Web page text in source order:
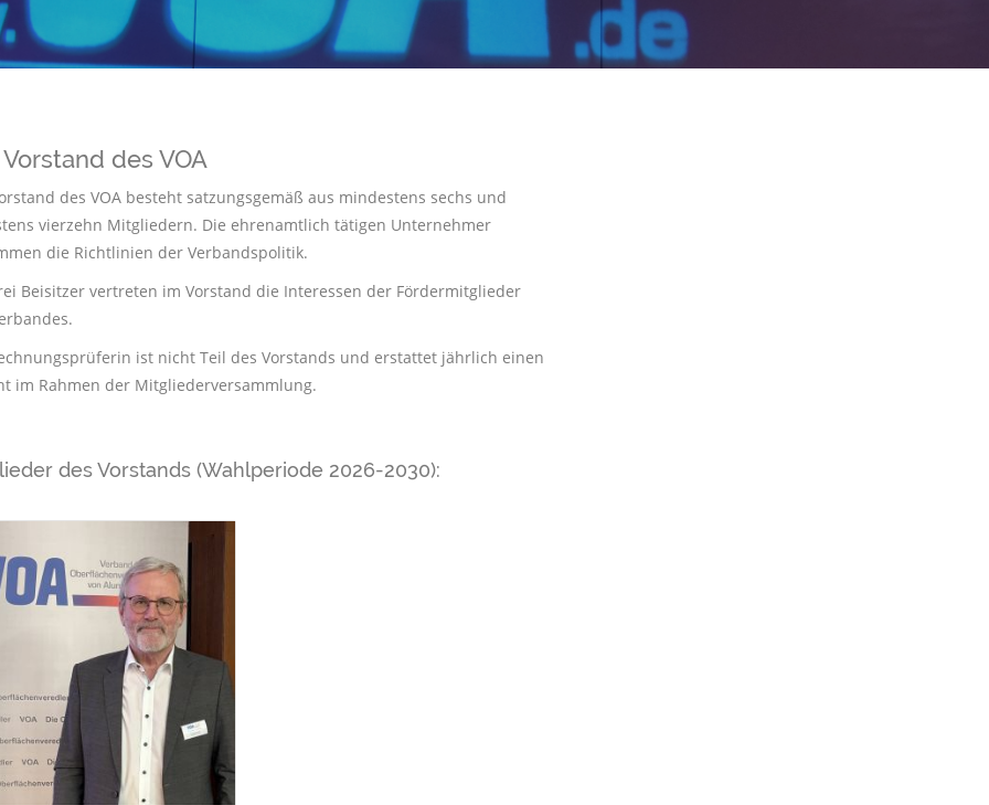
des VOA
des VOA besteht satzungsgemäß aus mindestens sechs und
vierzehn Mitgliedern. Die ehrenamtlich tätigen Unternehmer
die Richtlinien der Verbandspolitik.
Beisitzer vertreten im Vorstand die Interessen der Fördermitglieder
ist nicht Teil des Vorstands und erstattet jährlich einen
im Rahmen der Mitgliederversammlung.
des Vorstands (Wahlperiode 2026-2030):